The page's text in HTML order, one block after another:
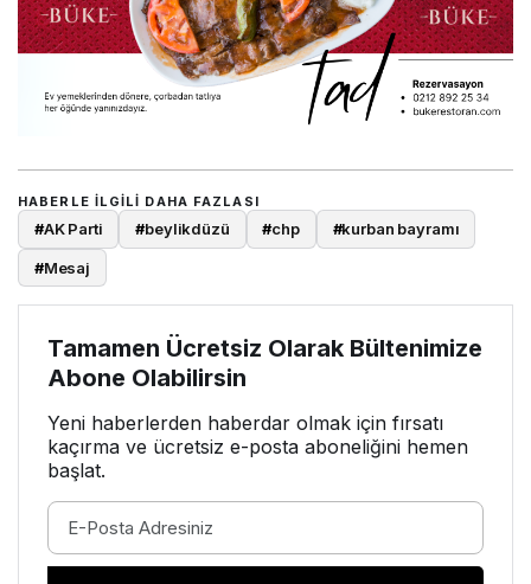
HABERLE ILGILI DAHA FAZLASI
#AK Parti #beylikdüzü #chp #kurban bayramı
#Mesaj
Tamamen Ücretsiz Olarak Bültenimize
Abone Olabilirsin
Yeni haberlerden haberdar olmak için fırsatı
kaçırma ve ücretsiz e-posta aboneliğini hemen
başlat.